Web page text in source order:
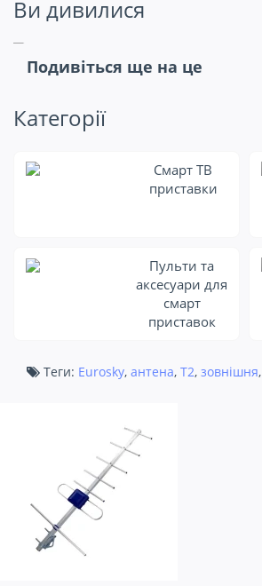
Ви дивилися
Подивіться ще на це
Категорії
Смарт ТВ
приставки
Пульти та
аксесуари для
смарт
приставок
Теги: Eurosky, антена, Т2, зовнішня,